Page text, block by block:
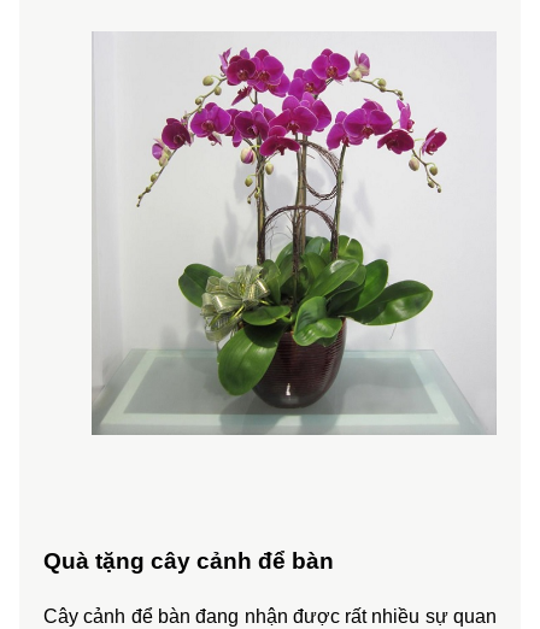
Quà tặng cây cảnh để bàn
Cây cảnh để bàn đang nhận được rất nhiều sự quan